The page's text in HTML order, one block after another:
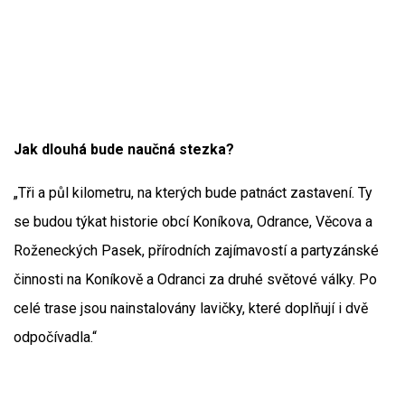
Jak dlouhá bude naučná stezka?
„Tři a půl kilometru, na kterých bude patnáct zastavení. Ty
se budou týkat historie obcí Koníkova, Odrance, Věcova a
Roženeckých Pasek, přírodních zajímavostí a partyzánské
činnosti na Koníkově a Odranci za druhé světové války. Po
celé trase jsou nainstalovány lavičky, které doplňují i dvě
odpočívadla.“